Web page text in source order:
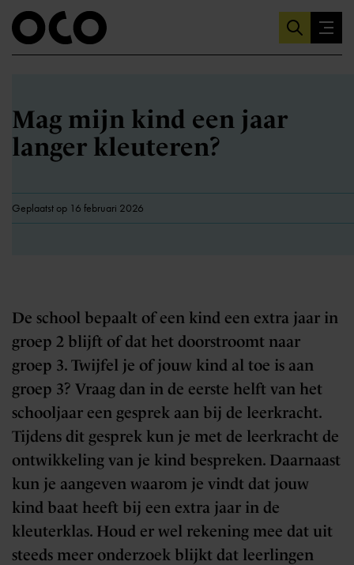
Mag mijn kind een jaar
langer kleuteren?
Geplaatst op 16 februari 2026
De school bepaalt of een kind een extra jaar in
groep 2 blijft of dat het doorstroomt naar
groep 3. Twijfel je of jouw kind al toe is aan
groep 3? Vraag dan in de eerste helft van het
schooljaar een gesprek aan bij de leerkracht.
Tijdens dit gesprek kun je met de leerkracht de
ontwikkeling van je kind bespreken. Daarnaast
kun je aangeven waarom je vindt dat jouw
kind baat heeft bij een extra jaar in de
kleuterklas. Houd er wel rekening mee dat uit
steeds meer onderzoek blijkt dat leerlingen